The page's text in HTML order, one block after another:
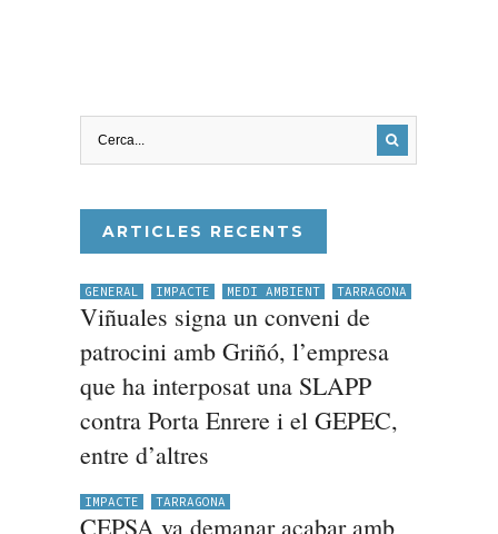
ARTICLES RECENTS
GENERAL IMPACTE MEDI AMBIENT TARRAGONA
Viñuales signa un conveni de
patrocini amb Griñó, l’empresa
que ha interposat una SLAPP
contra Porta Enrere i el GEPEC,
entre d’altres
IMPACTE TARRAGONA
CEPSA va demanar acabar amb